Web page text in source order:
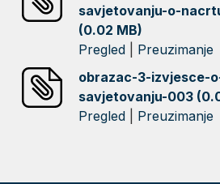
savjetovanju-o-
(0.02 MB)
Pregled
Preuzimanje
obrazac-3-izvjesce-
savjetovanju-003
Pregled
Preuzimanje